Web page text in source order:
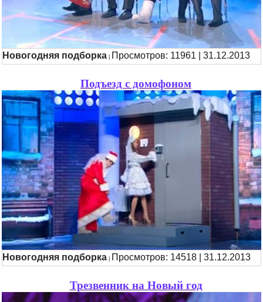
Новогодняя подборка Просмотров: 11961 | 31.12.2013
Подъезд с домофоном
Новогодняя подборка Просмотров: 14518 | 31.12.2013
Трезвенник на Новый год